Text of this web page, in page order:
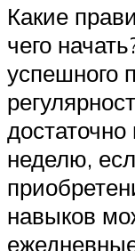
Какие
чего
успешного
достаточно
неделю,
навыков